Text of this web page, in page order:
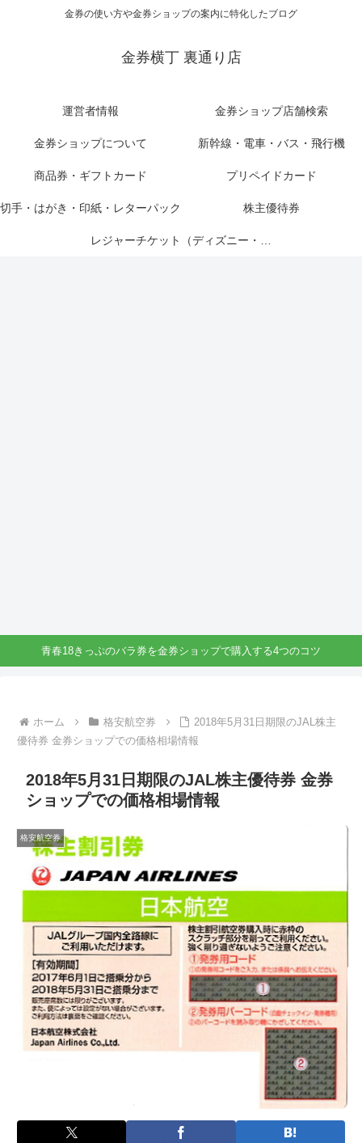
金券の使い方や金券ショップの案内に特化したブログ
金券横丁 裏通り店
運営者情報 金券ショップ店舗検索
金券ショップについて 新幹線・電車・バス・飛行機
商品券・ギフトカード プリペイドカード
切手・はがき・印紙・レターパック 株主優待券
レジャーチケット（ディズニー・USJ他）
青春18きっぷのバラ券を金券ショップで購入する4つのコツ
ホーム 格安航空券
2018年5月31日期限のJAL株主
優待券 金券ショップでの価格相場情報
2018年5月31日期限のJAL株主優待券 金券
ショップでの価格相場情報
格安航空券